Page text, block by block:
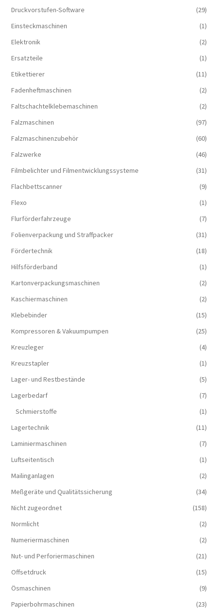
Druckvorstufen-Software
(29)
Einsteckmaschinen
(1)
Elektronik
(2)
Ersatzteile
(1)
Etikettierer
(11)
Fadenheftmaschinen
(2)
Faltschachtelklebemaschinen
(2)
Falzmaschinen
(97)
Falzmaschinenzubehör
(60)
Falzwerke
(46)
Filmbelichter und Filmentwicklungssysteme
(31)
Flachbettscanner
(9)
Flexo
(1)
Flurförderfahrzeuge
(7)
Folienverpackung und Straffpacker
(31)
Fördertechnik
(18)
Hilfsförderband
(1)
Kartonverpackungsmaschinen
(2)
Kaschiermaschinen
(2)
Klebebinder
(15)
Kompressoren & Vakuum­pumpen
(25)
Kreuzleger
(4)
Kreuzstapler
(1)
Lager- und Restbestände
(5)
Lagerbedarf
(7)
Schmierstoffe
(1)
Lagertechnik
(11)
Laminiermaschinen
(7)
Luftseitentisch
(1)
Mailinganlagen
(2)
Meßgeräte und Qualitätssicherung
(34)
Nicht zugeordnet
(158)
Normlicht
(2)
Numeriermaschinen
(2)
Nut- und Perforiermaschinen
(21)
Offsetdruck
(15)
Ösmaschinen
(9)
Papierbohrmaschinen
(23)